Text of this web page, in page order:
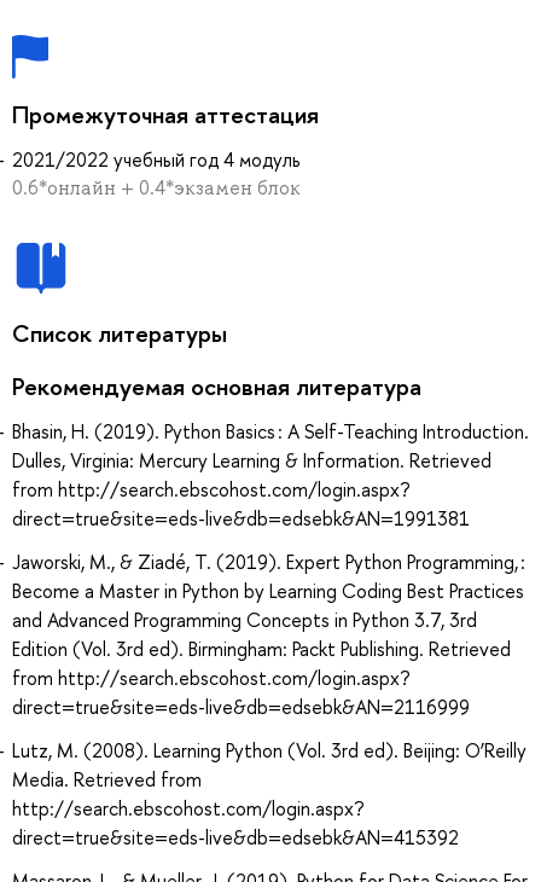
Промежуточная аттестация
2021/2022 учебный год 4 модуль
0.6*онлайн + 0.4*экзамен блок
Список литературы
Рекомендуемая основная литература
Bhasin, H. (2019). Python Basics : A Self-Teaching Introduction.
Dulles, Virginia: Mercury Learning & Information. Retrieved
from http://search.ebscohost.com/login.aspx?
direct=true&site=eds-live&db=edsebk&AN=1991381
Jaworski, M., & Ziadé, T. (2019). Expert Python Programming, :
Become a Master in Python by Learning Coding Best Practices
and Advanced Programming Concepts in Python 3.7, 3rd
Edition (Vol. 3rd ed). Birmingham: Packt Publishing. Retrieved
from http://search.ebscohost.com/login.aspx?
direct=true&site=eds-live&db=edsebk&AN=2116999
Lutz, M. (2008). Learning Python (Vol. 3rd ed). Beijing: O’Reilly
Media. Retrieved from
http://search.ebscohost.com/login.aspx?
direct=true&site=eds-live&db=edsebk&AN=415392